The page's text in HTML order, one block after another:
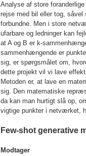
Analyse af store
rejse med bil eller tog, såvel
forbundne. Men i store
ufarbare og ledninger kan
at A og B er k-
sammenhængende er
sig, er spørgsmålet om,
dette projekt vil vi lave
Metoden er, at lave en
sig. Den matematiske
da kan man hurtigt slå op,
vigtige punkter i netværket,
Few-shot generative
Modtager